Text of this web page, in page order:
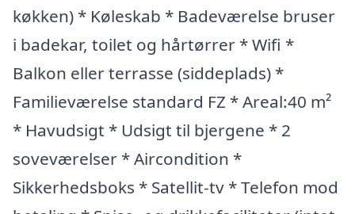
køkken) * Køleskab * Badeværelse bruser
i badekar, toilet og hårtørrer * Wifi *
Balkon eller terrasse (siddeplads) *
Familieværelse standard FZ * Areal:40 m²
* Havudsigt * Udsigt til bjergene * 2
soveværelser * Aircondition *
Sikkerhedsboks * Satellit-tv * Telefon mod